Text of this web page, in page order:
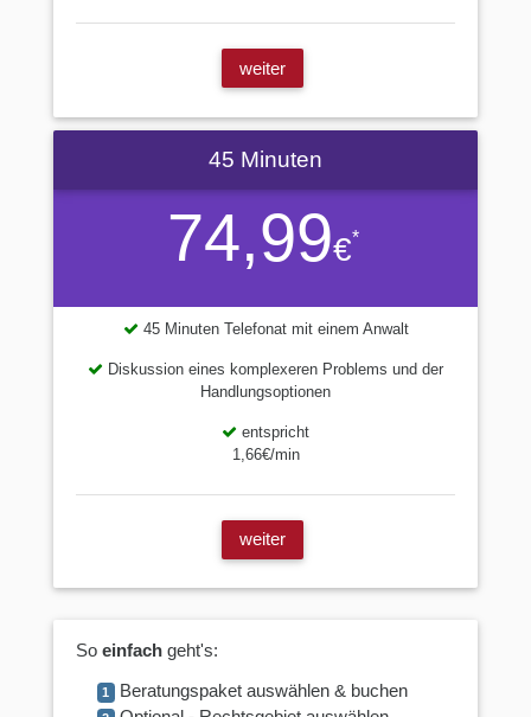
weiter
74,99€*
45 Minuten
45 Minuten Telefonat mit einem Anwalt
Diskussion eines komplexeren Problems und der
Handlungsoptionen
entspricht
1,66€/min
weiter
So einfachgeht's:
1 Beratungspaket auswählen & buchen